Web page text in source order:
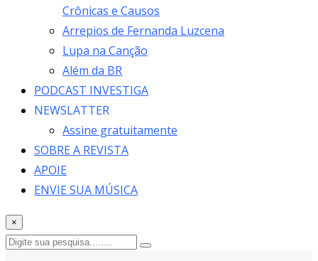
Crônicas e Causos
Arrepios de Fernanda Luzcena
Lupa na Canção
Além da BR
PODCAST INVESTIGA
NEWSLATTER
Assine gratuitamente
SOBRE A REVISTA
APOIE
ENVIE SUA MÚSICA
×